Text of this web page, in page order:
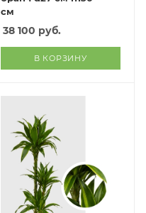
см
38 100 руб.
В КОРЗИНУ